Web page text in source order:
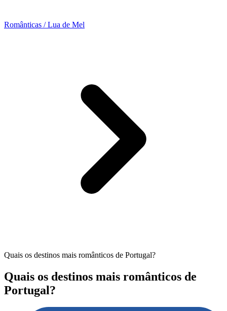
Românticas / Lua de Mel
Quais os destinos mais românticos de Portugal?
Quais os destinos mais românticos de
Portugal?